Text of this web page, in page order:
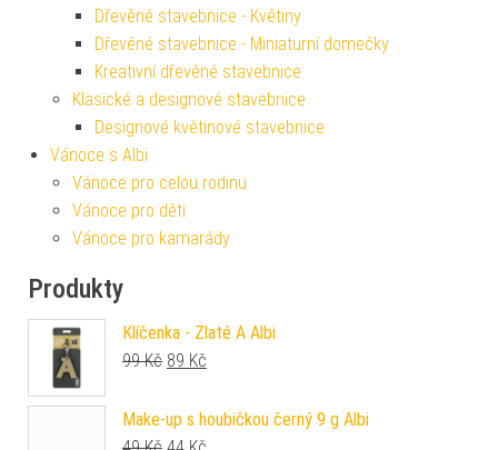
Dřevěné stavebnice - Květiny
Dřevěné stavebnice - Miniaturní domečky
Kreativní dřevěné stavebnice
Klasické a designové stavebnice
Designové květinové stavebnice
Vánoce s Albi
Vánoce pro celou rodinu
Vánoce pro děti
Vánoce pro kamarády
Produkty
Klíčenka - Zlaté A Albi
99Kč Původní cena byla: 99 Kč.
89 Kč
Make-up s houbičkou černý 9 g Albi